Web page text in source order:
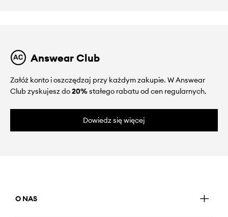
Answear Club
Załóż konto i oszczędzaj przy każdym zakupie. W Answear
Club zyskujesz do20%stałego rabatu od cen regularnych.
Dowiedz się więcej
O NAS